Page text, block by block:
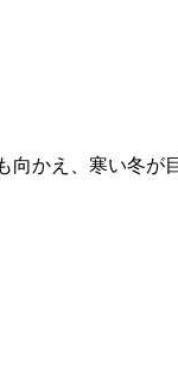
かえ、寒い冬が